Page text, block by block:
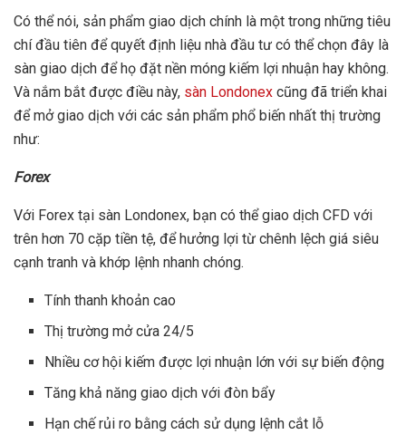
Có thể nói, sản phẩm giao dịch chính là một trong những tiêu
chí đầu tiên để quyết định liệu nhà đầu tư có thể chọn đây là
sàn giao dịch để họ đặt nền móng kiếm lợi nhuận hay không.
Và nắm bắt được điều này, sàn Londonex cũng đã triển khai
để mở giao dịch với các sản phẩm phổ biến nhất thị trường
như:
Forex
Với Forex tại sàn Londonex, bạn có thể giao dịch CFD với
trên hơn 70 cặp tiền tệ, để hưởng lợi từ chênh lệch giá siêu
cạnh tranh và khớp lệnh nhanh chóng.
Tính thanh khoản cao
Thị trường mở cửa 24/5
Nhiều cơ hội kiếm được lợi nhuận lớn với sự biến động
Tăng khả năng giao dịch với đòn bẩy
Hạn chế rủi ro bằng cách sử dụng lệnh cắt lỗ